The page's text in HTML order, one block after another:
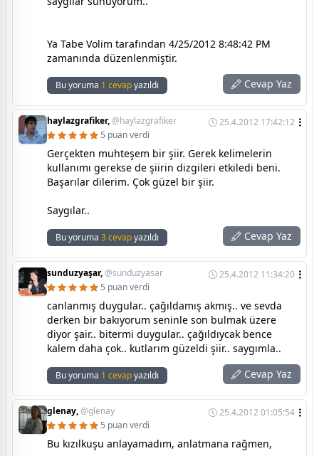
Ya Tabe Volim tarafından 4/25/2012 8:48:42 PM
zamanında düzenlenmiştir.
Bu yoruma 1 cevapyazıldı Cevap Yaz
haylazgrafiker,@haylazgrafiker
25.4.2012 17:42:12
5 puan verdi
Gerçekten muhteşem bir şiir. Gerek kelimelerin
kullanımı gerekse de şiirin dizgileri etkiledi beni.
Başarılar dilerim. Çok güzel bir şiir.
Saygılar..
Bu yoruma 3 cevapyazıldı Cevap Yaz
sunduzyaşar,@sunduzyasar
25.4.2012 11:34:20
5 puan verdi
canlanmış duygular.. çağıldamış akmış.. ve sevda
derken bir bakıyorum seninle son bulmak üzere
diyor şair.. bitermi duygular.. çağıldıycak bence
kalem daha çok.. kutlarım güzeldi şiir.. saygımla..
Bu yoruma 1 cevapyazıldı Cevap Yaz
glenay,@glenay
25.4.2012 01:05:54
5 puan verdi
Bu kızılkuşu anlayamadım, anlatmana rağmen,